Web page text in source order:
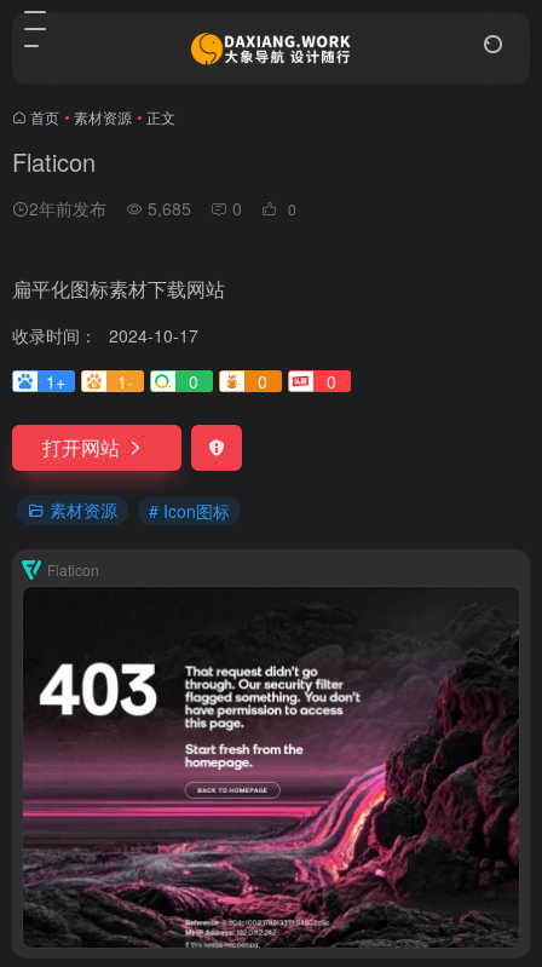
首页 • 素材资源 • 正文
Flaticon
2年前发布 5,685 0 0
扁平化图标素材下载网站
收录时间：
2024-10-17
1+
1- 0 0 0
打开网站
素材资源 # Icon图标
Flaticon